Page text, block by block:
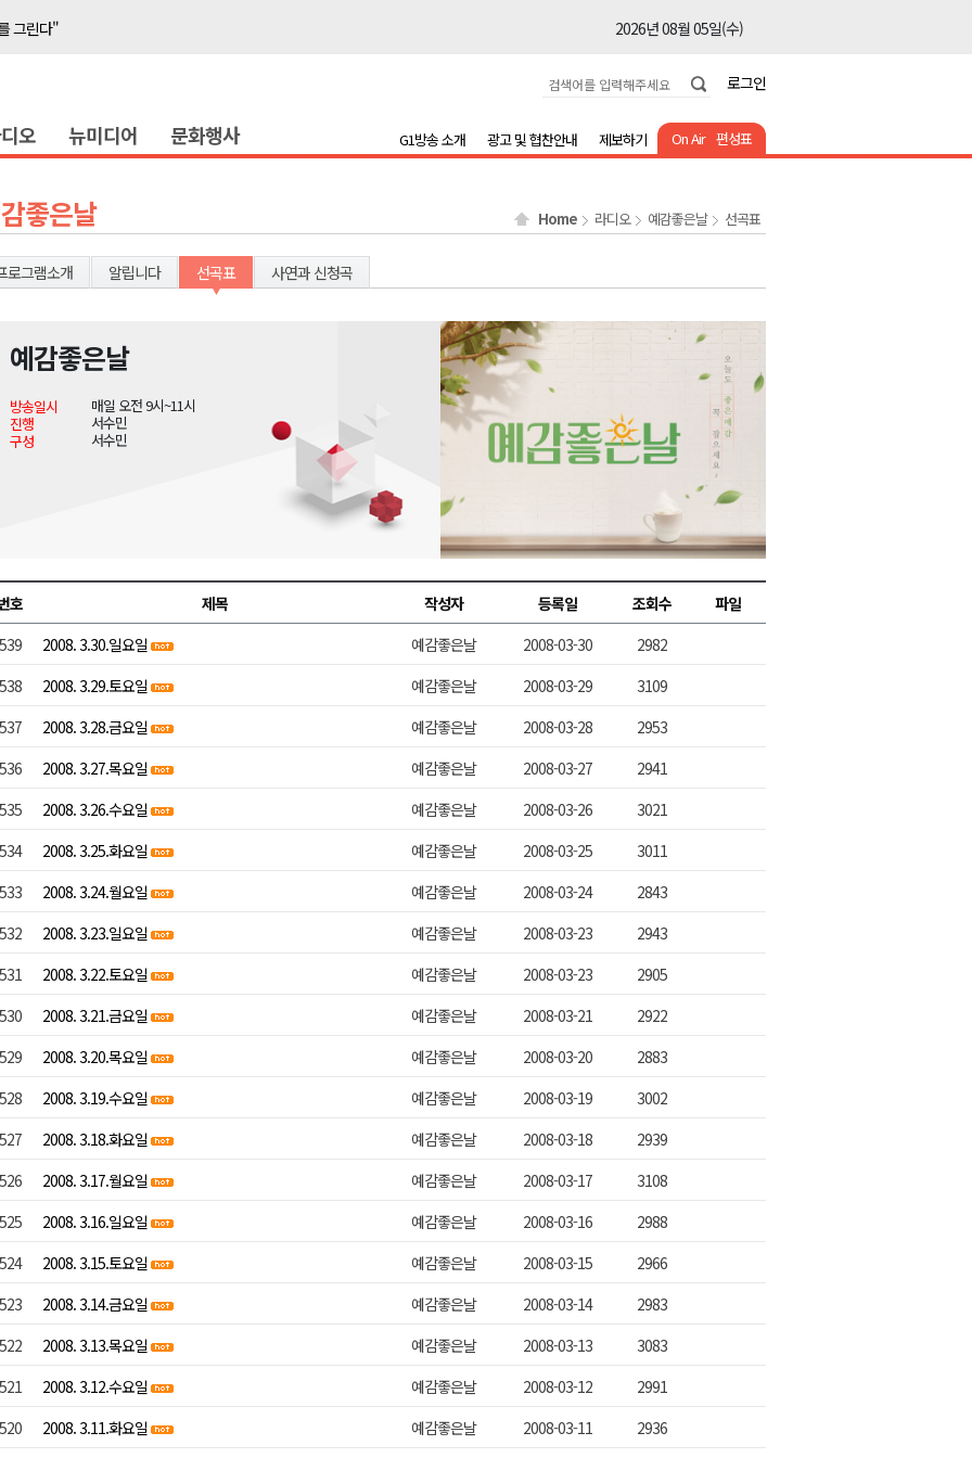
그린다"
2026년 08월 05일(수)
2026년 08월 05일(수)
확산
2026년 08월 05일(수)
효과 212억 원
만 청사 이전
2026년 08월 05일(수)
가격 하락" 대책 촉구
"..홍천 맥주축제 개막
2026년 08월 05일(수)
그린다"
2026년 08월 05일(수)
'속도'
2026년 08월 05일(수)
2026년 08월 05일(수)
2026년 08월 05일(수)
2026년 08월 05일(수)
2026년 08월 05일(수)
만 청사 이전
2026년 08월 05일(수)
2026년 08월 05일(수)
가격 하락" 대책 촉구
2026년 08월 05일(수)
로그인
오 뉴미디어 문화행사 On Air 편성표
G1방송 소개 광고 및 협찬안내 제보하기
좋은날 Home 라디오 예감좋은날 선곡표
로그램소개 알립니다 선곡표 사연과 신청곡
예감좋은날
방송일시
매일 오전 9시~11시
진행
서수민
구성
서수민
호 제목 작성자 등록일 조회수
파일
539
2008. 3.30.일요일 예감좋은날 2008-03-30
2982
538
2008. 3.29.토요일 예감좋은날 2008-03-29
3109
537
2008. 3.28.금요일 예감좋은날 2008-03-28
2953
536
2008. 3.27.목요일 예감좋은날 2008-03-27
2941
535
2008. 3.26.수요일 예감좋은날 2008-03-26
3021
534
2008. 3.25.화요일 예감좋은날 2008-03-25
3011
533
2008. 3.24.월요일 예감좋은날 2008-03-24
2843
532
2008. 3.23.일요일 예감좋은날 2008-03-23
2943
531
2008. 3.22.토요일 예감좋은날 2008-03-23
2905
530
2008. 3.21.금요일 예감좋은날 2008-03-21
2922
529
2008. 3.20.목요일 예감좋은날 2008-03-20
2883
528
2008. 3.19.수요일 예감좋은날 2008-03-19
3002
527
2008. 3.18.화요일 예감좋은날 2008-03-18
2939
526
2008. 3.17.월요일 예감좋은날 2008-03-17
3108
525
2008. 3.16.일요일 예감좋은날 2008-03-16
2988
524
2008. 3.15.토요일 예감좋은날 2008-03-15
2966
523
2008. 3.14.금요일 예감좋은날 2008-03-14
2983
522
2008. 3.13.목요일 예감좋은날 2008-03-13
3083
521
2008. 3.12.수요일 예감좋은날 2008-03-12
2991
520
2008. 3.11.화요일 예감좋은날 2008-03-11 2936